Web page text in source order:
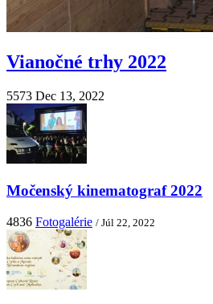
Vianočné trhy 2022
5573 Dec 13, 2022
Močenský kinematograf 2022
4836 Fotogalérie / Júl 22, 2022